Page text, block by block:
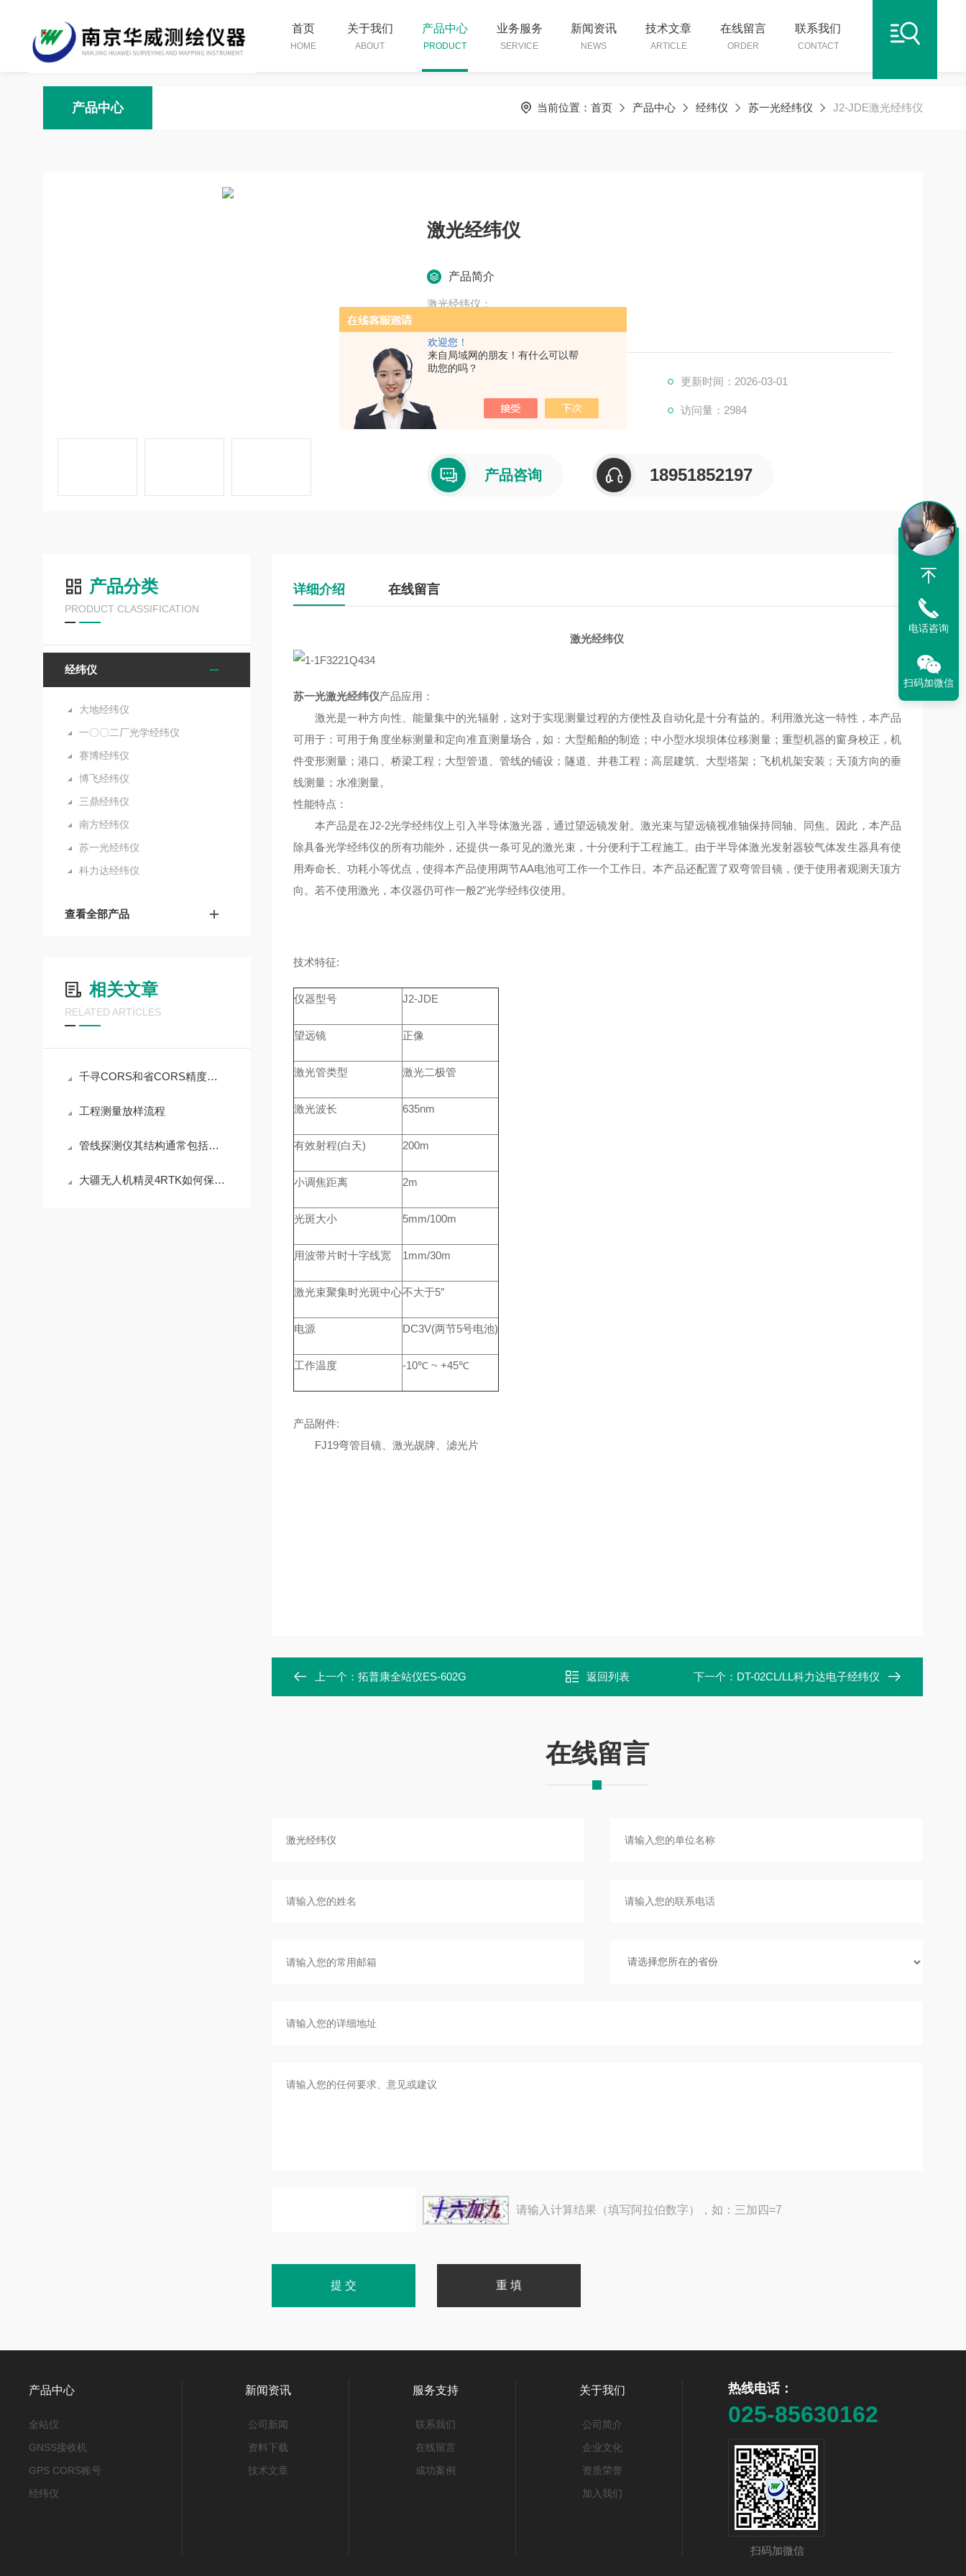
欢迎您！
来自局域网的朋友！有什么可以帮
助您的吗？
首页
HOME
关于我们
ABOUT
产品中心
PRODUCT
业务服务
SERVICE
新闻资讯
NEWS
技术文章
ARTICLE
在线留言
ORDER
联系我们
CONTACT
产品中心 当前位置： 首页 产品中心 经纬仪 苏一光经纬仪 J2-JDE激光经纬仪
激光经纬仪
产品简介
激光经纬仪：
短视距2m（m）装箱数标准
更新时间：2026-03-01
厂商性质：代理商 访问量：2984
产品咨询 18951852197
产品分类
PRODUCT CLASSIFICATION
经纬仪
大地经纬仪
一〇〇二厂光学经纬仪
赛博经纬仪
博飞经纬仪
三鼎经纬仪
南方经纬仪
苏一光经纬仪
科力达经纬仪
查看全部产品
相关文章
RELATED ARTICLES
千寻CORS和省CORS精度对比
工程测量放样流程
管线探测仪其结构通常包括以下主要组成部分
大疆无人机精灵4RTK如何保证安全飞行呢？
详细介绍 在线留言
激光经纬仪
苏一光激光经纬仪产品应用：
激光是一种方向性、能量集中的光辐射，这对于实现测量过程的方便性及自动化是十分有益的。利用激光这一特性，本产品
可用于：可用于角度坐标测量和定向准直测量场合，如：大型船舶的制造；中小型水坝坝体位移测量；重型机器的窗身校正，机
件变形测量；港口、桥梁工程；大型管道、管线的铺设；隧道、井巷工程；高层建筑、大型塔架；飞机机架安装；天顶方向的垂
线测量；水准测量。
性能特点：
本产品是在J2-2光学经纬仪上引入半导体激光器，通过望远镜发射。激光束与望远镜视准轴保持同轴、同焦。因此，本产品
除具备光学经纬仪的所有功能外，还提供一条可见的激光束，十分便利于工程施工。由于半导体激光发射器较气体发生器具有使
用寿命长、功耗小等优点，使得本产品使用两节AA电池可工作一个工作日。本产品还配置了双弯管目镜，便于使用者观测天顶方
向。若不使用激光，本仪器仍可作一般2″光学经纬仪使用。
技术特征:
仪器型号 J2-JDE
望远镜 正像
激光管类型 激光二极管
激光波长 635nm
有效射程(白天) 200m
小调焦距离 2m
光斑大小 5mm/100m
用波带片时十字线宽 1mm/30m
激光束聚集时光斑中心不大于5″
电源 DC3V(两节5号电池)
工作温度 -10℃ ~ +45℃
产品附件:
FJ19弯管目镜、激光觇牌、滤光片
上一个： 拓普康全站仪ES-602G 返回列表 下一个： DT-02CL/LL科力达电子经纬仪
在线留言
请输入计算结果（填写阿拉伯数字），如：三加四=7
热线电话：
025-85630162
扫码加微信
产品中心
全站仪
GNSS接收机
GPS CORS账号
经纬仪
新闻资讯
公司新闻
资料下载
技术文章
服务支持
联系我们
在线留言
成功案例
关于我们
公司简介
企业文化
资质荣誉
加入我们
电话咨询
扫码加微信